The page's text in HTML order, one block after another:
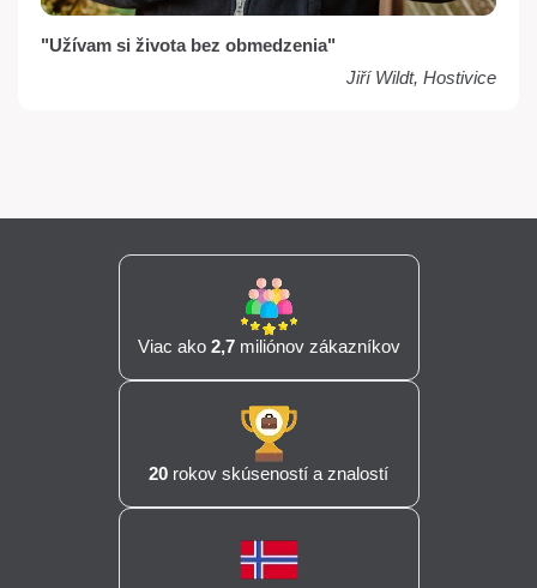
"Užívam si života bez obmedzenia"
Jiří Wildt, Hostivice
Viac ako 2,7miliónov zákazníkov
20 rokov skúseností a znalostí